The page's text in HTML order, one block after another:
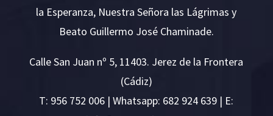
la Esperanza, Nuestra Señora las Lágrimas y
Beato Guillermo José Chaminade.
Calle San Juan nº 5, 11403. Jerez de la Frontera
(Cádiz)
T: 956 752 006 | Whatsapp: 682 924 639 | E: